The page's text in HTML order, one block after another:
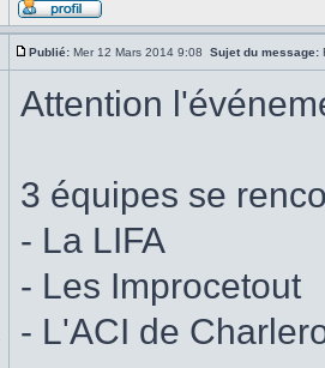
Publié: Mer 12 Mars 2014 9:08 Sujet du message:
Attention
3 équipes se
- La LIFA
- Les Improcetout
- L'ACI de